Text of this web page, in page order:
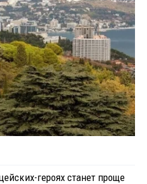
героях станет проще